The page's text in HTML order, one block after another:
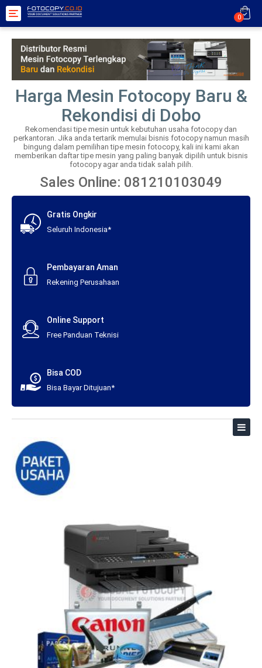
Toggle
navigation
0
Harga Mesin Fotocopy Baru &
Rekondisi di Dobo
Rekomendasi tipe mesin untuk kebutuhan usaha fotocopy dan
perkantoran. Jika anda tertarik memulai bisnis fotocopy namun masih
bingung dalam pemilihan tipe mesin fotocopy, kali ini kami akan
memberikan daftar tipe mesin yang paling banyak dipilih untuk bisnis
fotocopy agar anda tidak salah pilih.
Sales Online: 081210103049
Gratis Ongkir
Seluruh Indonesia*
Pembayaran Aman
Rekening Perusahaan
Online Support
Free Panduan Teknisi
Bisa COD
Bisa Bayar Ditujuan*